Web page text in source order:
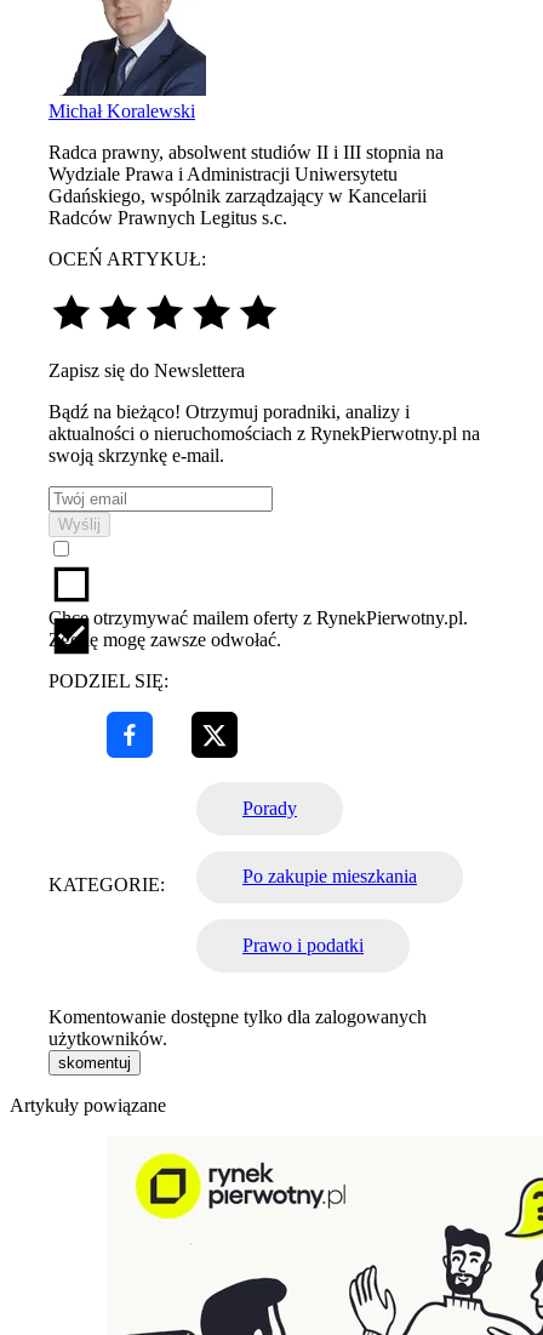
Michał Koralewski
Radca prawny, absolwent studiów II i III stopnia na
Wydziale Prawa i Administracji Uniwersytetu
Gdańskiego, wspólnik zarządzający w Kancelarii
Radców Prawnych Legitus s.c.
OCEŃ ARTYKUŁ:
Zapisz się do Newslettera
Bądź na bieżąco! Otrzymuj poradniki, analizy i
aktualności o nieruchomościach z RynekPierwotny.pl na
swoją skrzynkę e-mail.
Wyślij
Chcę otrzymywać mailem oferty z RynekPierwotny.pl.
Zgodę mogę zawsze odwołać.
PODZIEL SIĘ:
KATEGORIE:
Porady
Po zakupie mieszkania
Prawo i podatki
Komentowanie dostępne tylko dla zalogowanych
użytkowników.
skomentuj
Artykuły powiązane